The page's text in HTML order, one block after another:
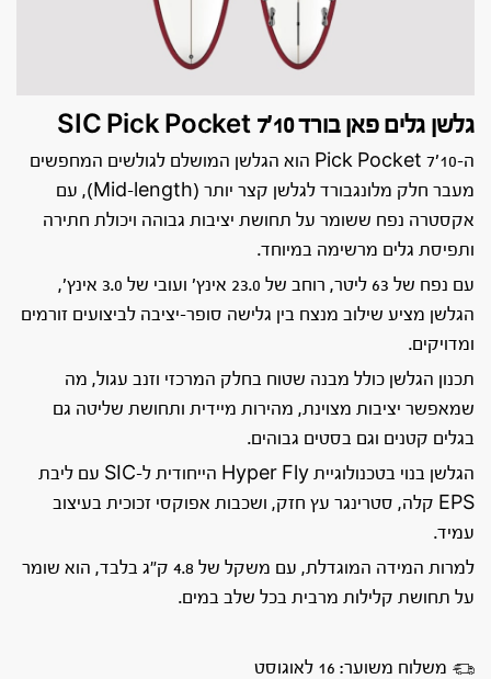
גלשן גלים פאן בורד SIC Pick Pocket 7’10
ה-Pick Pocket 7’10 הוא הגלשן המושלם לגולשים המחפשים
מעבר חלק מלונגבורד לגלשן קצר יותר (Mid-length), עם
אקסטרה נפח ששומר על תחושת יציבות גבוהה ויכולת חתירה
ותפיסת גלים מרשימה במיוחד.
עם נפח של 63 ליטר, רוחב של 23.0 אינץ’ ועובי של 3.0 אינץ’,
הגלשן מציע שילוב מנצח בין גלישה סופר-יציבה לביצועים זורמים
ומדויקים.
תכנון הגלשן כולל מבנה שטוח בחלק המרכזי וזנב עגול, מה
שמאפשר יציבות מצוינת, מהירות מיידית ותחושת שליטה גם
בגלים קטנים וגם בסטים גבוהים.
הגלשן בנוי בטכנולוגיית Hyper Fly הייחודית ל-SIC עם ליבת
EPS קלה, סטרינגר עץ חזק, ושכבות אפוקסי זכוכית בעיצוב
עמיד.
למרות המידה המוגדלת, עם משקל של 4.8 ק״ג בלבד, הוא שומר
על תחושת קלילות מרבית בכל שלב במים.
משלוח משוער: 16 לאוגוסט